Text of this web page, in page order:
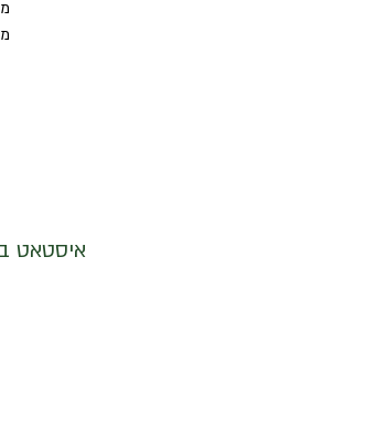
איסטאט בע"מ | עוסק